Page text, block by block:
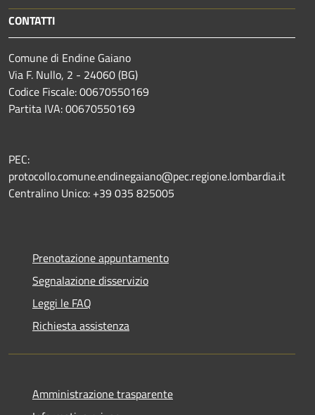
CONTATTI
Comune di Endine Gaiano
Via F. Nullo, 2 - 24060 (BG)
Codice Fiscale: 00670550169
Partita IVA: 00670550169
PEC:
protocollo.comune.endinegaiano@pec.regione.lombardia.it
Centralino Unico: +39 035 825005
Prenotazione appuntamento
Segnalazione disservizio
Leggi le FAQ
Richiesta assistenza
Amministrazione trasparente